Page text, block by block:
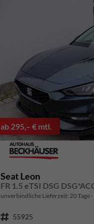
ab 295,– € mtl.
Seat Leon
unverbindliche Lieferzeit: 20 Tage
Fahrzeugnummer 55925